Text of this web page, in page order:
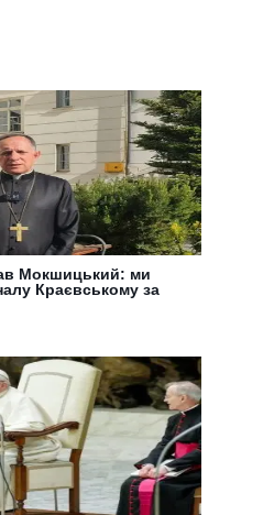
Мокшицький: ми
Краєвському за